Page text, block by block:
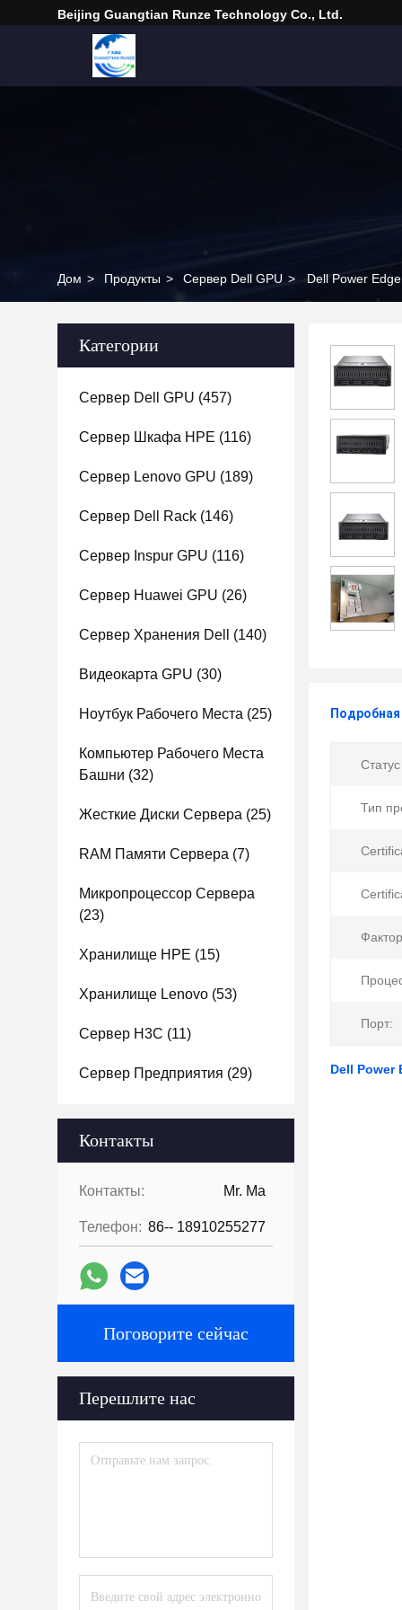
Beijing Guangtian Runze Technology Co., Ltd.
Дом > Продукты > Сервер Dell GPU > Dell Power
Категории
Сервер Dell GPU (457)
Сервер Шкафа HPE (116)
Сервер Lenovo GPU (189)
Сервер Dell Rack (146)
Сервер Inspur GPU (116)
Сервер Huawei GPU (26)
Сервер Хранения Dell (140)
Видеокарта GPU (30)
Ноутбук Рабочего Места (25)
Компьютер Рабочего Места
Башни (32)
Жесткие Диски Сервера (25)
RAM Памяти Сервера (7)
Микропроцессор Сервера
(23)
Хранилище HPE (15)
Хранилище Lenovo (53)
Сервер H3C (11)
Сервер Предприятия (29)
Контакты
Контакты: Mr. Ma
Телефон: 86-- 18910255277
Поговорите сейчас
Перешлите нас
Тип
Порт:
Dell Power